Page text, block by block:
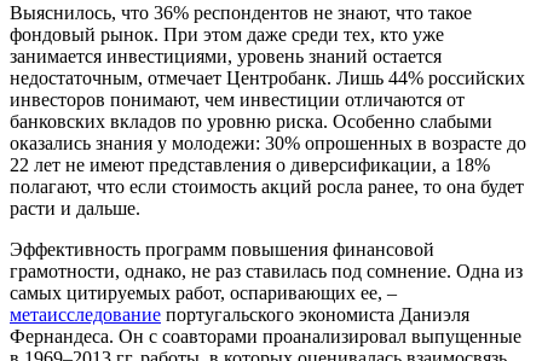
Выяснилось, что 36% респондентов не знают, что такое
фондовый рынок. При этом даже среди тех, кто уже
занимается инвестициями, уровень знаний остается
недостаточным, отмечает Центробанк. Лишь 44% российских
инвесторов понимают, чем инвестиции отличаются от
банковских вкладов по уровню риска. Особенно слабыми
оказались знания у молодежи: 30% опрошенных в возрасте до
22 лет не имеют представления о диверсификации, а 18%
полагают, что если стоимость акций росла ранее, то она будет
расти и дальше.
Эффективность программ повышения финансовой
грамотности, однако, не раз ставилась под сомнение. Одна из
самых цитируемых работ, оспаривающих ее, –
метаисследование португальского экономиста Даниэля
Фернандеса. Он с соавторами проанализировал выпущенные